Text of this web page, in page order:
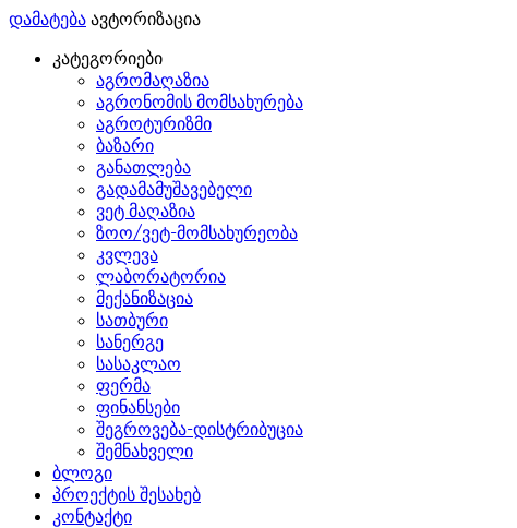
დამატება ავტორიზაცია
კატეგორიები
აგრომაღაზია
აგრონომის მომსახურება
აგროტურიზმი
ბაზარი
განათლება
გადამამუშავებელი
ვეტ მაღაზია
ზოო/ვეტ-მომსახურეობა
კვლევა
ლაბორატორია
მექანიზაცია
სათბური
სანერგე
სასაკლაო
ფერმა
ფინანსები
შეგროვება-დისტრიბუცია
შემნახველი
ბლოგი
პროექტის შესახებ
კონტაქტი